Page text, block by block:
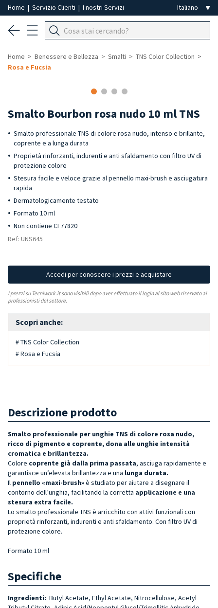
Home | Servizio Clienti | I nostri Servizi
Home Benessere e Bellezza Smalti
TNS Color Collection
Rosa e Fucsia
Smalto Bourbon rosa nudo 10 ml TNS
Smalto professionale TNS di colore rosa nudo, intenso e brillante,
coprente e a lunga durata
Proprietà rinforzanti, indurenti e anti sfaldamento con filtro UV di
protezione colore
Stesura facile e veloce grazie al pennello maxi-brush e asciugatura
rapida
Dermatologicamente testato
Formato 10 ml
Non contiene CI 77820
Ref: UNS645
Accedi per conoscere i prezzi e acquistare
I prezzi su Tecniwork.it sono visibili dopo aver effettuato il login al sito web riservato ai
professionisti del settore.
Scopri anche:
# TNS Color Collection
# Rosa e Fucsia
Descrizione prodotto
Smalto professionale per unghie TNS di colore rosa nudo,
ricco di pigmento e coprente, dona alle unghie intensità
cromatica e brillantezza.
Colore coprente già dalla prima passata, asciuga rapidamente e
garantisce un’elevata brillantezza e una lunga durata.
Il pennello «maxi-brush»è studiato per aiutare a disegnare il
contorno dell’unghia, facilitando la corretta applicazione e una
stesura extra facile.
Lo smalto professionale TNS è arricchito con attivi funzionali con
proprietà rinforzanti, indurenti e anti sfaldamento. Con filtro UV di
protezione colore.
Formato 10 ml
Specifiche
Ingredienti: Butyl Acetate, Ethyl Acetate, Nitrocellulose, Acetyl